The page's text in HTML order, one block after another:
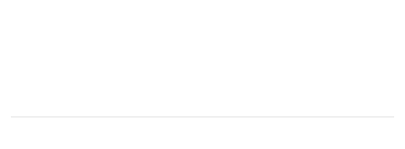
y